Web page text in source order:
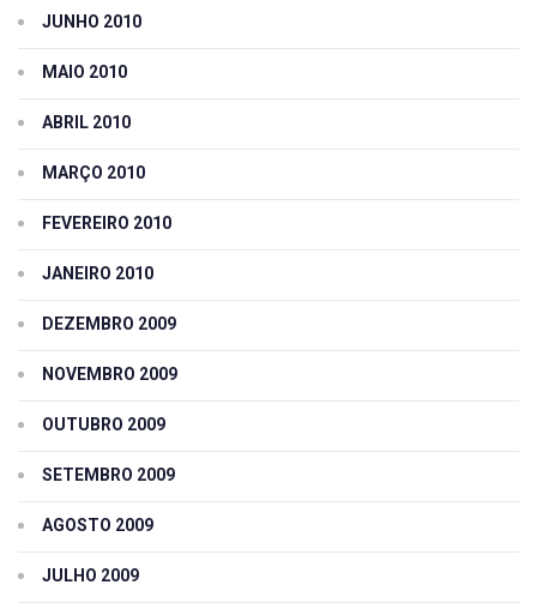
JUNHO 2010
MAIO 2010
ABRIL 2010
MARÇO 2010
FEVEREIRO 2010
JANEIRO 2010
DEZEMBRO 2009
NOVEMBRO 2009
OUTUBRO 2009
SETEMBRO 2009
AGOSTO 2009
JULHO 2009